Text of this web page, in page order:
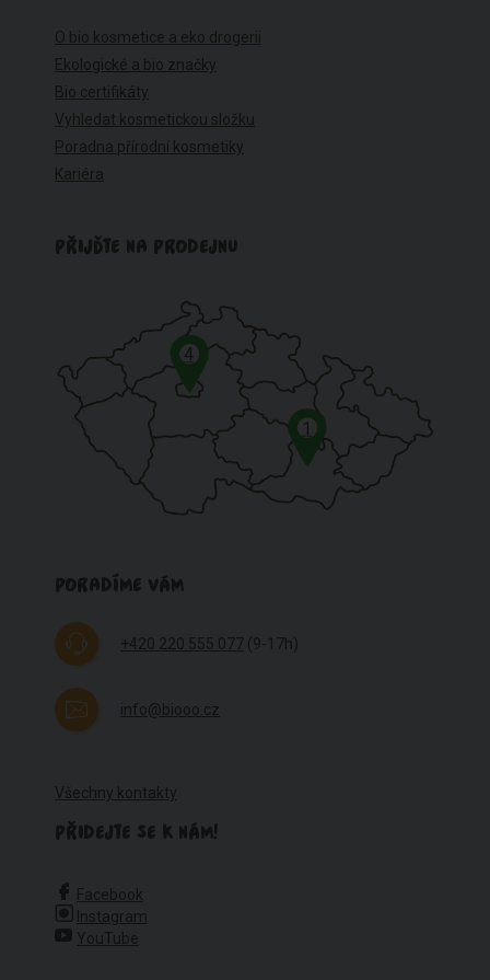
O bio kosmetice a eko drogerii
Ekologické a bio značky
Bio certifikáty
Vyhledat kosmetickou složku
Poradna přírodní kosmetiky
Kariéra
PŘIJĎTE NA PRODEJNU
1
4
PORADÍME VÁM
+420 220 555 077 (9-17h)
info@biooo.cz
Všechny kontakty
PŘIDEJTE SE K NÁM!
Facebook
Instagram
YouTube